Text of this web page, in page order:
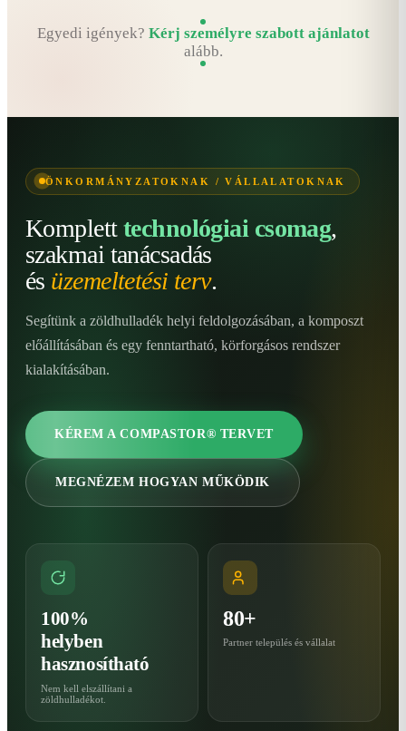
Egyedi igények? Kérj személyre szabott ajánlatot
alább.
ÖNKORMÁNYZATOKNAK / VÁLLALATOKNAK
Kompletttechnológiai csomag,
szakmai tanácsadás
és üzemeltetési terv.
Segítünk a zöldhulladék helyi feldolgozásában, a komposzt
előállításában és egy fenntartható, körforgásos rendszer
kialakításában.
KÉREM A COMPASTOR® TERVET
MEGNÉZEM HOGYAN MŰKÖDIK
100%
helyben
hasznosítható
Nem kell elszállítani a
zöldhulladékot.
80+
Partner település és vállalat